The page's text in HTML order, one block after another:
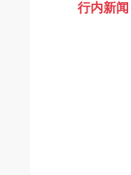
行内新闻